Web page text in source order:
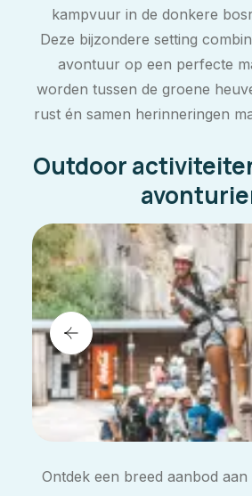
kampvuur in de donkere
Deze bijzondere setting
avontuur op een perfecte
worden tussen de groene
rust én samen herinneringen
Outdoor
Ontdek een breed aanbod